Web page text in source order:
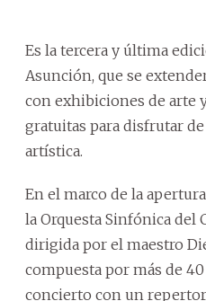
Es la tercera y última
Asunción, que se
con exhibiciones de arte
gratuitas para disfrutar
artística.
En el marco de la
la Orquesta Sinfónica del
dirigida por el maestro
compuesta por más de
concierto con un